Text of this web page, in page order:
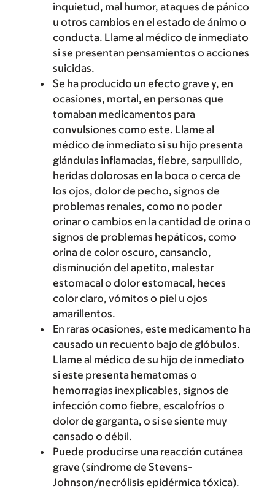
inquietud, mal humor, ataques de pánico
u otros cambios en el estado de ánimo o
conducta. Llame al médico de inmediato
si se presentan pensamientos o acciones
suicidas.
Se ha producido un efecto grave y, en
ocasiones, mortal, en personas que
tomaban medicamentos para
convulsiones como este. Llame al
médico de inmediato si su hijo presenta
glándulas inflamadas, fiebre, sarpullido,
heridas dolorosas en la boca o cerca de
los ojos, dolor de pecho, signos de
problemas renales, como no poder
orinar o cambios en la cantidad de orina o
signos de problemas hepáticos, como
orina de color oscuro, cansancio,
disminución del apetito, malestar
estomacal o dolor estomacal, heces
color claro, vómitos o piel u ojos
amarillentos.
En raras ocasiones, este medicamento ha
causado un recuento bajo de glóbulos.
Llame al médico de su hijo de inmediato
si este presenta hematomas o
hemorragias inexplicables, signos de
infección como fiebre, escalofríos o
dolor de garganta, o si se siente muy
cansado o débil.
Puede producirse una reacción cutánea
grave (síndrome de Stevens-
Johnson/necrólisis epidérmica tóxica).